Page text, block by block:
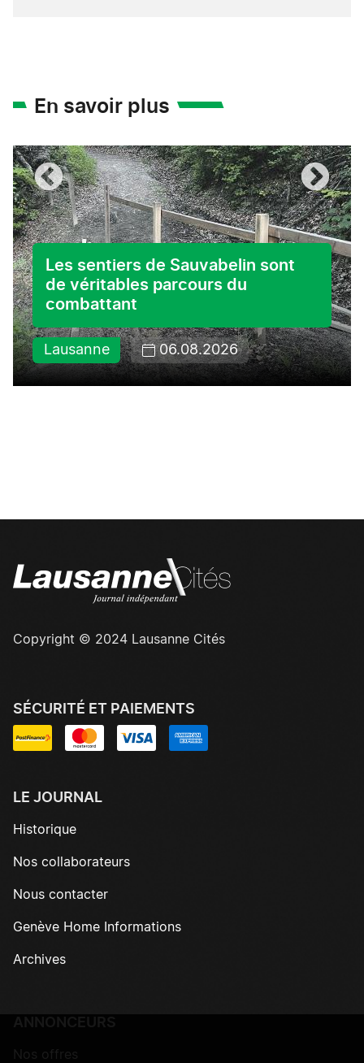
En savoir plus
Les sentiers de Sauvabelin sont
de véritables parcours du
combattant
Lausanne 06.08.2026
Copyright © 2024 Lausanne Cités
SÉCURITÉ ET PAIEMENTS
LE JOURNAL
Historique
Nos collaborateurs
Nous contacter
Genève Home Informations
Archives